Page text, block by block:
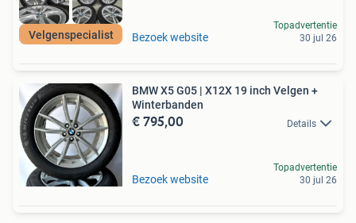
Velgenspecialist Bezoek website
Topadvertentie
30 jul 26
BMW X5 G05 | X12X 19 inch Velgen +
Winterbanden
€ 795,00 Details
Bezoek website
Topadvertentie
30 jul 26